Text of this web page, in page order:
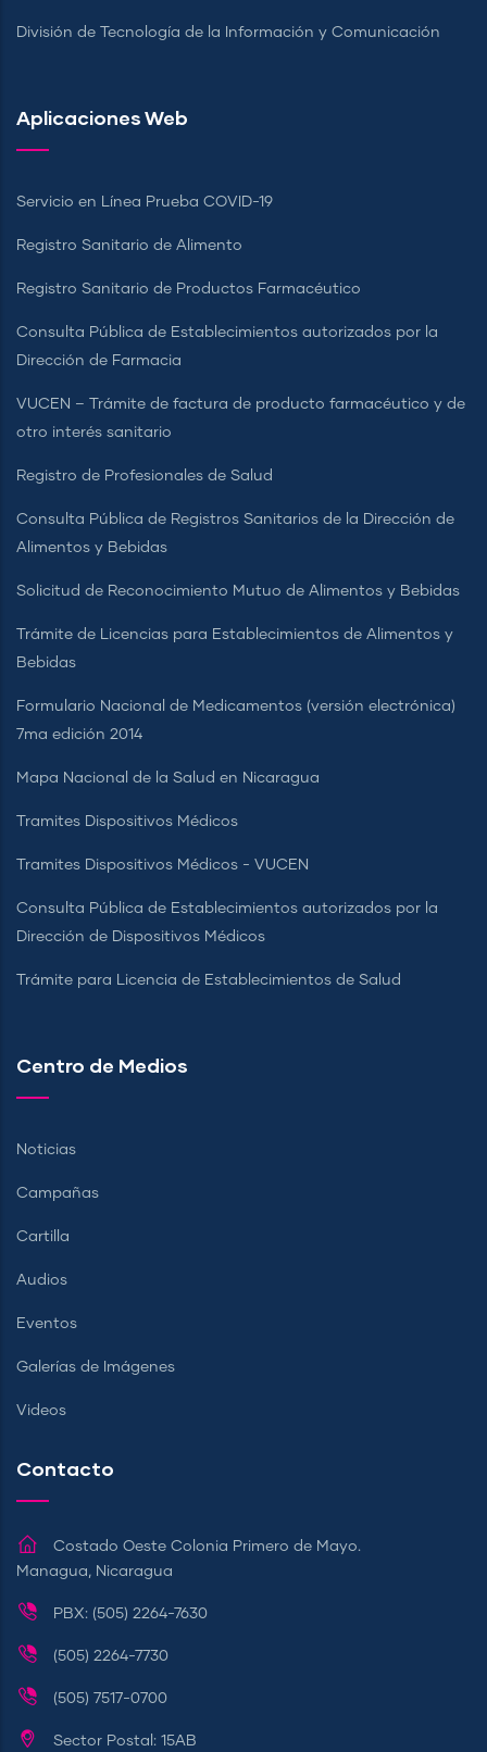
División de Tecnología de la Información y Comunicación
Aplicaciones Web
Servicio en Línea Prueba COVID-19
Registro Sanitario de Alimento
Registro Sanitario de Productos Farmacéutico
Consulta Pública de Establecimientos autorizados por la
Dirección de Farmacia
VUCEN – Trámite de factura de producto farmacéutico y de
otro interés sanitario
Registro de Profesionales de Salud
Consulta Pública de Registros Sanitarios de la Dirección de
Alimentos y Bebidas
Solicitud de Reconocimiento Mutuo de Alimentos y Bebidas
Trámite de Licencias para Establecimientos de Alimentos y
Bebidas
Formulario Nacional de Medicamentos (versión electrónica)
7ma edición 2014
Mapa Nacional de la Salud en Nicaragua
Tramites Dispositivos Médicos
Tramites Dispositivos Médicos - VUCEN
Consulta Pública de Establecimientos autorizados por la
Dirección de Dispositivos Médicos
Trámite para Licencia de Establecimientos de Salud
Centro de Medios
Noticias
Campañas
Cartilla
Audios
Eventos
Galerías de Imágenes
Videos
Contacto
Costado Oeste Colonia Primero de Mayo.
Managua, Nicaragua
PBX: (505) 2264-7630
(505) 2264-7730
(505) 7517-0700
Sector Postal: 15AB